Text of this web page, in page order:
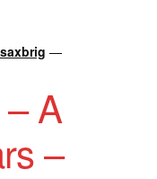
(Youtube)
saxbrig —
A
–